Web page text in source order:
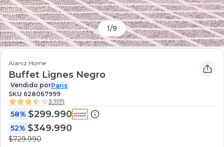
1/9
Alaniz Home
Buffet Lignes Negro
Vendido porParis
SKU 628067999
3.7(7)
58% $299.990
52% $349.990
$729.990